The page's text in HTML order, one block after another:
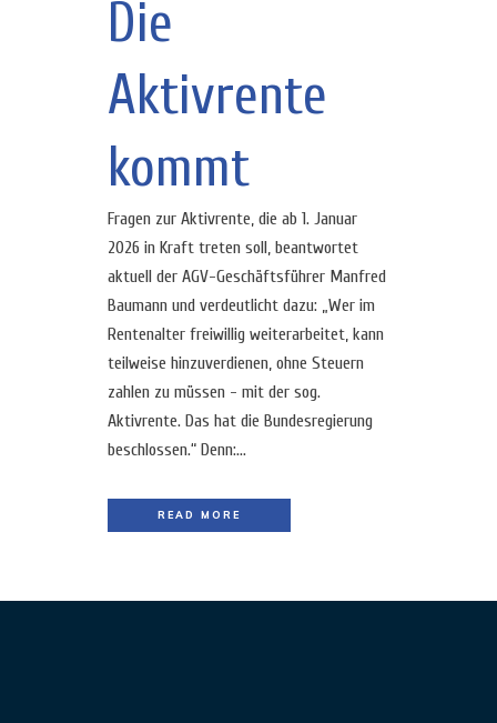
Die
Aktivrente
kommt
Fragen zur Aktivrente, die ab 1. Januar
2026 in Kraft treten soll, beantwortet
aktuell der AGV-Geschäftsführer Manfred
Baumann und verdeutlicht dazu: „Wer im
Rentenalter freiwillig weiterarbeitet, kann
teilweise hinzuverdienen, ohne Steuern
zahlen zu müssen - mit der sog.
Aktivrente. Das hat die Bundesregierung
beschlossen.“ Denn:...
READ MORE